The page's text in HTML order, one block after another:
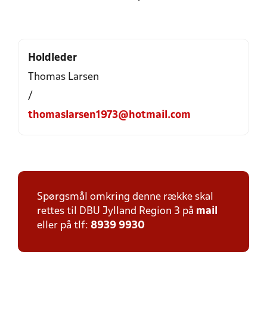
Holdleder
Thomas Larsen
/
thomaslarsen1973@hotmail.com
Spørgsmål omkring denne række skal
rettes til DBU Jylland Region 3 på mail
eller på tlf: 8939 9930